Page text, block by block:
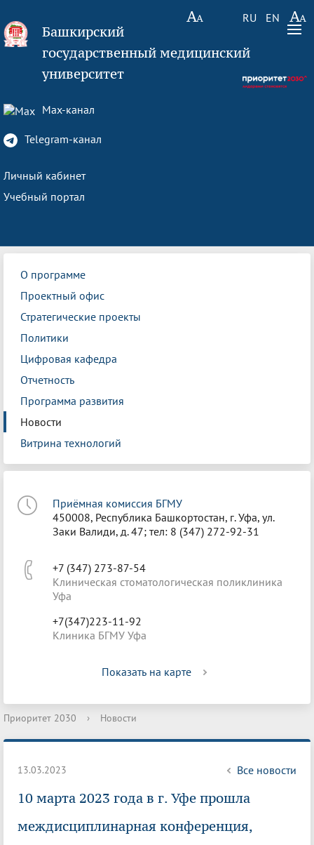
RU EN
Башкирский
государственный медицинский
университет
Max-канал
Telegram-канал
Личный кабинет
Учебный портал
О программе
Проектный офис
Стратегические проекты
Политики
Цифровая кафедра
Отчетность
Программа развития
Новости
Витрина технологий
Приёмная комиссия БГМУ
450008, Республика Башкортостан, г. Уфа, ул.
Заки Валиди, д. 47; тел: 8 (347) 272-92-31
+7 (347) 273-87-54
Клиническая стоматологическая поликлиника
Уфа
+7(347)223-11-92
Клиника БГМУ Уфа
Показать на карте
Приоритет 2030 › Новости
13.03.2023 Все новости
10 марта 2023 года в г. Уфе прошла
междисциплинарная конференция,